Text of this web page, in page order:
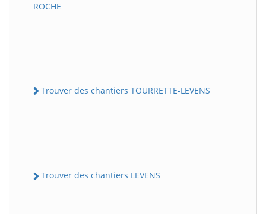
ROCHE
Trouver des chantiers TOURRETTE-LEVENS
Trouver des chantiers LEVENS